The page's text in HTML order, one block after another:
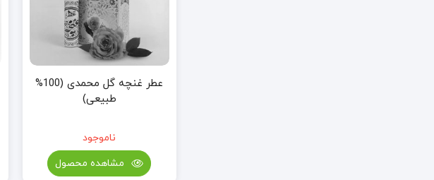
عطر غنچه گل محمدی (100%
طبیعی)
ناموجود
مشاهده محصول